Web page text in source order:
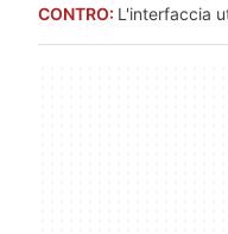
CONTRO: L'interfaccia